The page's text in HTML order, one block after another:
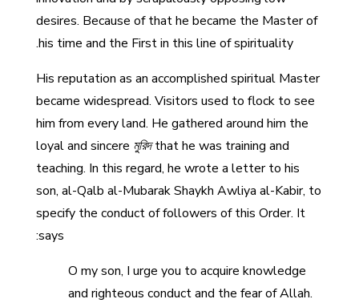
desires. Because of that he became the Master of
his time and the First in this line of spirituality.
His reputation as an accomplished spiritual Master
became widespread. Visitors used to flock to see
him from every land. He gathered around him the
loyal and sincere মুরিদthat he was training and
teaching. In this regard, he wrote a letter to his
son, al-Qalb al-Mubarak Shaykh Awliya al-Kabir, to
specify the conduct of followers of this Order. It
says:
O my son, I urge you to acquire knowledge
and righteous conduct and the fear of Allah.